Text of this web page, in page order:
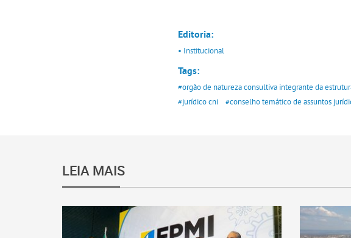
Editoria:
• Institucional
Tags:
#orgão de natureza consultiva integrante da
#jurídico cni
#conselho temático de assuntos
LEIA MAIS